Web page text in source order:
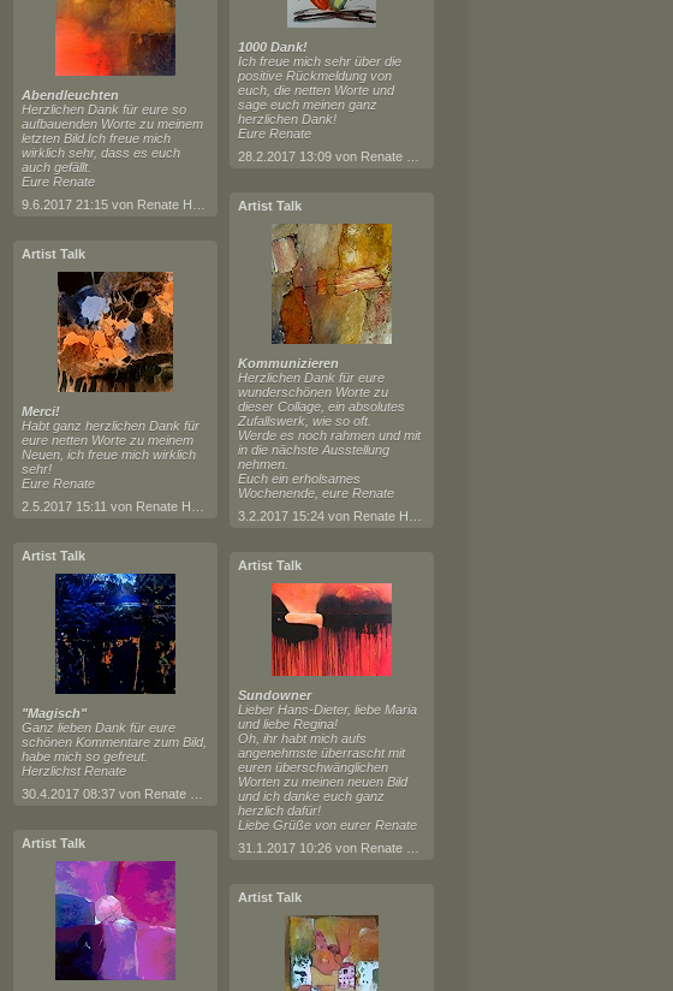
Abendleuchten
Herzlichen Dank für eure so
aufbauenden Worte zu meinem
letzten Bild.Ich freue mich
wirklich sehr, dass es euch
auch gefällt.
Eure Renate
Artist Talk
Merci!
Habt ganz herzlichen Dank für
eure netten Worte zu meinem
Neuen, ich freue mich wirklich
sehr!
Eure Renate
Artist Talk
"Magisch"
Ganz lieben Dank für eure
schönen Kommentare zum Bild,
habe mich so gefreut.
Herzlichst Renate
Artist Talk
1000 Dank!
Ich freue mich sehr über die
positive Rückmeldung von
euch, die netten Worte und
sage euch meinen ganz
herzlichen Dank!
Eure Renate
Artist Talk
Kommunizieren
Herzlichen Dank für eure
wunderschönen Worte zu
dieser Collage, ein absolutes
Zufallswerk, wie so oft.
Werde es noch rahmen und mit
in die nächste Ausstellung
nehmen.
Euch ein erholsames
Wochenende, eure Renate
Artist Talk
Sundowner
Lieber Hans-Dieter, liebe Maria
und liebe Regina!
Oh, ihr habt mich aufs
angenehmste überrascht mit
euren überschwänglichen
Worten zu meinen neuen Bild
und ich danke euch ganz
herzlich dafür!
Liebe Grüße von eurer Renate
Artist Talk